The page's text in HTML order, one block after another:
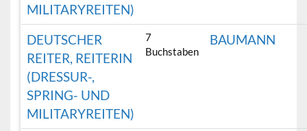
MILITARYREITEN)
DEUTSCHER
REITER, REITERIN
(DRESSUR-,
SPRING- UND
MILITARYREITEN)
7
Buchstaben
BAUMANN